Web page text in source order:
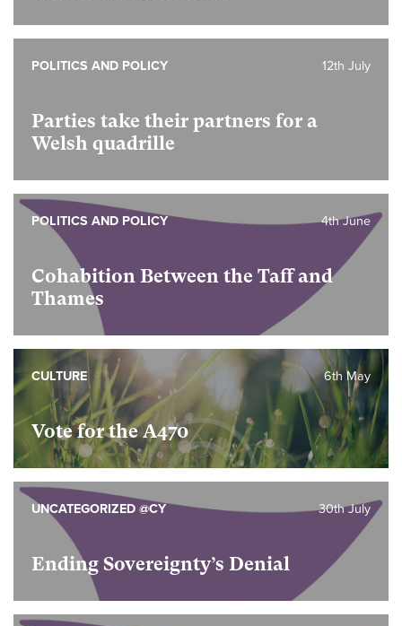
Parties take their partners for a
Welsh quadrille
12th July
POLITICS AND POLICY
Cohabition Between the Taff and
Thames
4th June
POLITICS AND POLICY
Vote for the A470
6th May
CULTURE
Ending Sovereignty’s Denial
30th July
UNCATEGORIZED @CY